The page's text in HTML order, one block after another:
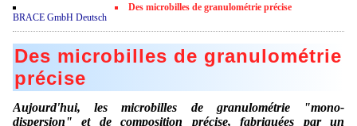
Film
Kundenrezensionen
Zertifikate
Datenschutzerklärung
Mikrokugelanlagen
Heizkammern
Trockner
Sortieranlagen
Spherisator Serie
Spherisator M2
Dienstleistungen
Mikrokugeln und Verfahren
Anwendungen
BRACE GmbH Deutsch
Des microbilles de granulométrie précise
Des microbilles de granulométrie
précise
Aujourd'hui, les microbilles de granulométrie "mono-
dispersion" et de composition précise, fabriquées par un